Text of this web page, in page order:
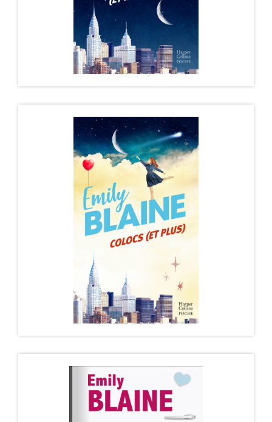
COLOCS (ET RIEN D’AUTRE) – ÉDITION
POCHE
Il paraît que « les opposés s’attirent ». Il paraît que « qui
se ressemble s’assemble…